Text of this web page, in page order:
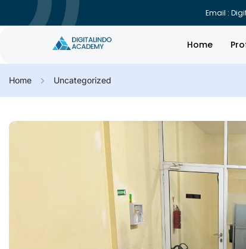
Email :
Home
Home Uncategorized